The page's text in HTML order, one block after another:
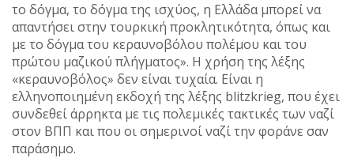
το δόγμα, το δόγμα της ισχύος, η Ελλάδα μπορεί να
απαντήσει στην τουρκική προκλητικότητα, όπως και
με το δόγμα του κεραυνοβόλου πολέμου και του
πρώτου μαζικού πλήγματος». Η χρήση της λέξης
«κεραυνοβόλος» δεν είναι τυχαία. Είναι η
ελληνοποιημένη εκδοχή της λέξης blitzkrieg, που έχει
συνδεθεί άρρηκτα με τις πολεμικές τακτικές των ναζί
στον ΒΠΠ και που οι σημερινοί ναζί την φοράνε σαν
παράσημο.